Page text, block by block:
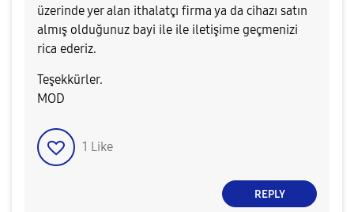
üzerinde yer alan ithalatçı firma ya da cihazı satın
almış olduğunuz bayi ile ile iletişime geçmenizi
rica ederiz.
Teşekkürler.
MOD
1 Like
REPLY